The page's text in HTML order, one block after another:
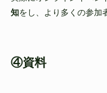
知をし、より多くの参加
④資料